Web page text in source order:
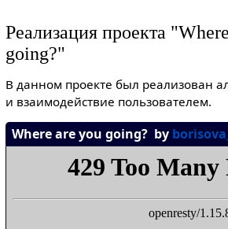
Реализация проекта
going?"
В данном проекте был реализован
и взаимодействие пользователем.